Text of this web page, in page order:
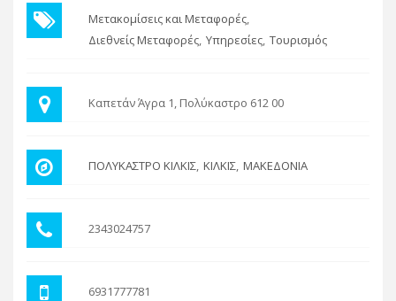
Μετακομίσεις και Μεταφορές
Διεθνείς Μεταφορές Υπηρεσίες Τουρισμός
Καπετάν Άγρα 1, Πολύκαστρο 612 00
ΠΟΛΥΚΑΣΤΡΟ ΚΙΛΚΙΣ ΚΙΛΚΙΣ ΜΑΚΕΔΟΝΙΑ
2343024757
6931777781